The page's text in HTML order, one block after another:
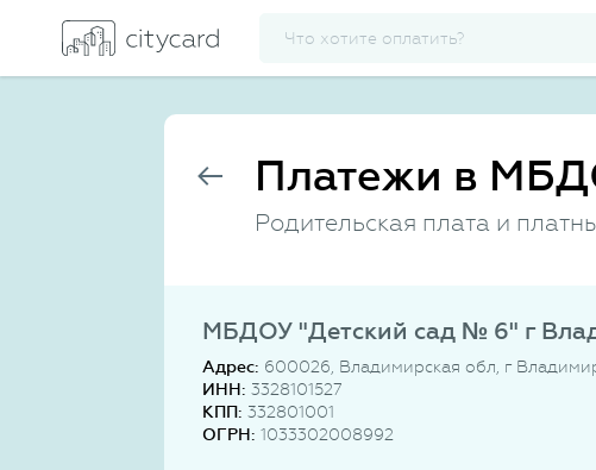
Платежи в
Родительская плата и
МБДОУ "Детский сад № 6" г
Адрес: 600026, Владимирская обл, г
ИНН: 3328101527
КПП: 332801001
ОГРН: 1033302008992